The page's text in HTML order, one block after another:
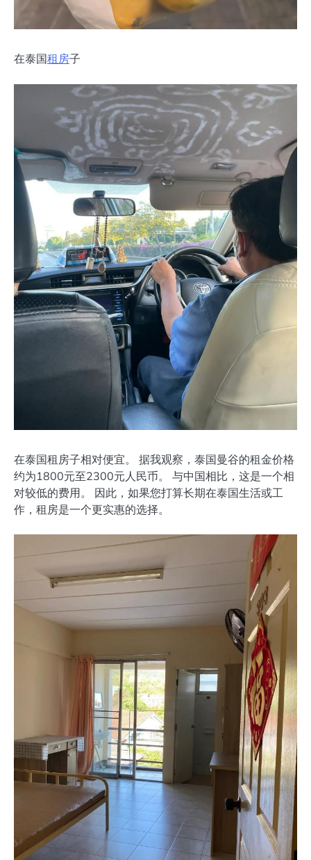
在泰国租房子
在泰国租房子相对便宜。 据我观察，泰国曼谷的租金价格
约为1800元至2300元人民币。 与中国相比，这是一个相
对较低的费用。 因此，如果您打算长期在泰国生活或工
作，租房是一个更实惠的选择。